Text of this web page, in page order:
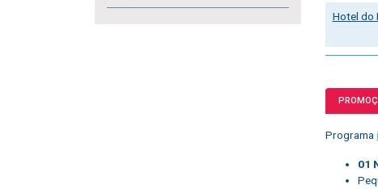
Hotel do
Programa
01